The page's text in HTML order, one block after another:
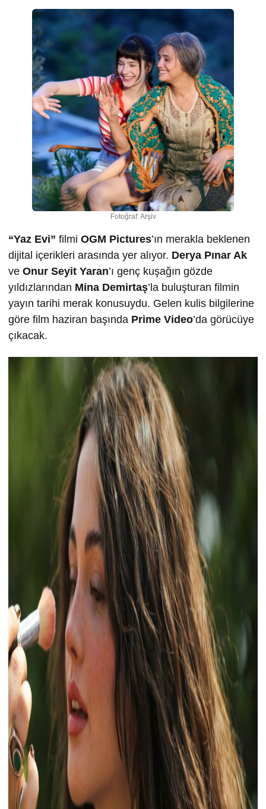
Fotoğraf: Arşiv
“Yaz Evi” filmi OGM Pictures’ın merakla beklenen
dijital içerikleri arasında yer alıyor. Derya Pınar Ak
ve Onur Seyit Yaran’ı genç kuşağın gözde
yıldızlarından Mina Demirtaş’la buluşturan filmin
yayın tarihi merak konusuydu. Gelen kulis bilgilerine
göre film haziran başında Prime Video’da görücüye
çıkacak.